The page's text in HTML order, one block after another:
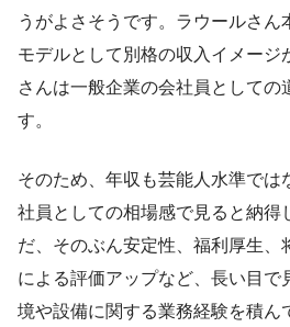
うがよさそうです。ラウールさん
モデルとして別格の収入イメージ
さんは一般企業の会社員としての
す。
そのため、年収も芸能人水準では
社員としての相場感で見ると納得
だ、そのぶん安定性、福利厚生、
による評価アップなど、長い目で
境や設備に関する業務経験を積ん